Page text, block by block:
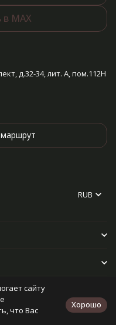
MAX
д.32-34, лит. А, пом.112Н
RUB
сайту
что Вас
Хорошо